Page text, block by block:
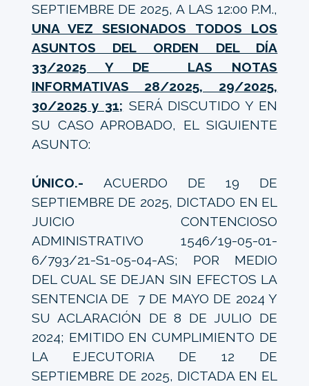
SEPTIEMBRE DE 2025, A LAS 12:00 P.M.,
UNA VEZ SESIONADOS TODOS LOS
ASUNTOS DEL ORDEN DEL DÍA
33/2025 Y DE LAS NOTAS
INFORMATIVAS 28/2025, 29/2025,
30/2025 y 31; SERÁ DISCUTIDO Y EN
SU CASO APROBADO, EL SIGUIENTE
ASUNTO:
ÚNICO.- ACUERDO DE 19 DE
SEPTIEMBRE DE 2025, DICTADO EN EL
JUICIO CONTENCIOSO
ADMINISTRATIVO 1546/19-05-01-
6/793/21-S1-05-04-AS; POR MEDIO
DEL CUAL SE DEJAN SIN EFECTOS LA
SENTENCIA DE 7 DE MAYO DE 2024 Y
SU ACLARACIÓN DE 8 DE JULIO DE
2024; EMITIDO EN CUMPLIMIENTO DE
LA EJECUTORIA DE 12 DE
SEPTIEMBRE DE 2025, DICTADA EN EL